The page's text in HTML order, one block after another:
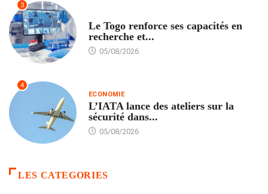
3
Le Togo renforce ses capacités en
recherche et...
05/08/2026
4
ECONOMIE
L’IATA lance des ateliers sur la
sécurité dans...
05/08/2026
LES CATEGORIES